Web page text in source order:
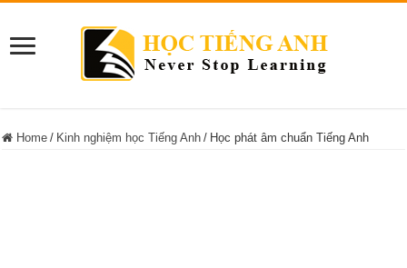
Home / Kinh nghiệm học Tiếng Anh / Học phát âm chuẩn Tiếng Anh